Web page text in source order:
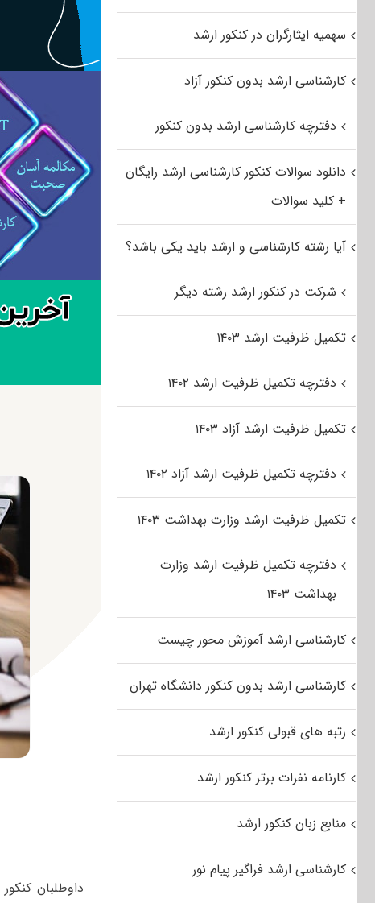
سهمیه ایثارگران در کنکور ارشد
کارشناسی ارشد بدون کنکور آزاد
دفترچه کارشناسی ارشد بدون کنکور
دانلود سوالات کنکور کارشناسی ارشد رایگان
+ کلید سوالات
آیا رشته کارشناسی و ارشد باید یکی باشد؟
شرکت در کنکور ارشد رشته دیگر
تکمیل ظرفیت ارشد ۱۴۰۳
دفترچه تکمیل ظرفیت ارشد ۱۴۰۲
تکمیل ظرفیت ارشد آزاد ۱۴۰۳
دفترچه تکمیل ظرفیت ارشد آزاد ۱۴۰۲
تکمیل ظرفیت ارشد وزارت بهداشت ۱۴۰۳
دفترچه تکمیل ظرفیت ارشد وزارت
بهداشت ۱۴۰۳
کارشناسی ارشد آموزش محور چیست
کارشناسی ارشد بدون کنکور دانشگاه تهران
رتبه های قبولی کنکور ارشد
کارنامه نفرات برتر کنکور ارشد
منابع زبان کنکور ارشد
کارشناسی ارشد فراگیر پیام نور